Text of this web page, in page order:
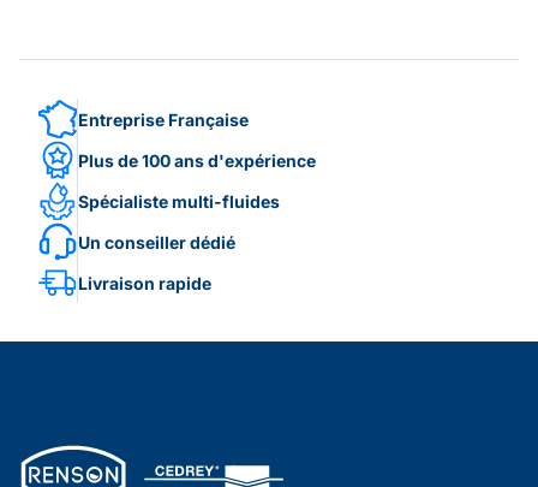
Entreprise Française
Plus de 100 ans d'expérience
Spécialiste multi-fluides
Un conseiller dédié
Livraison rapide